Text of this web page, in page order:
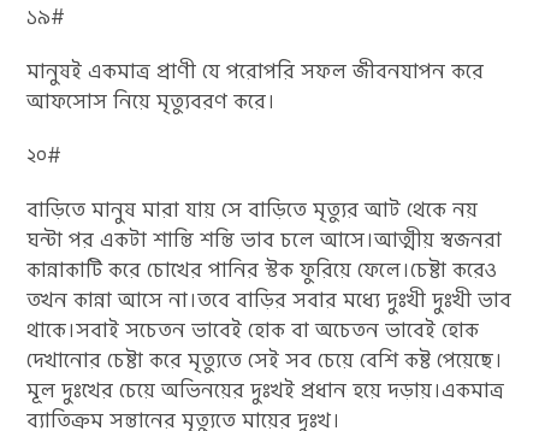
১৯#
মানুষই একমাত্র প্রাণী যে পরোপরি সফল জীবনযাপন করে
আফসোস নিয়ে মৃত্যুবরণ করে।
২০#
বাড়িতে মানুষ মারা যায় সে বাড়িতে মৃত্যুর আট থেকে নয়
ঘন্টা পর একটা শান্তি শন্তি ভাব চলে আসে।আত্মীয় স্বজনরা
কান্নাকাটি করে চোখের পানির স্টক ফুরিয়ে ফেলে।চেষ্টা করেও
তখন কান্না আসে না।তবে বাড়ির সবার মধ্যে দুঃখী দুঃখী ভাব
থাকে।সবাই সচেতন ভাবেই হোক বা অচেতন ভাবেই হোক
দেখানোর চেষ্টা করে মৃত্যুতে সেই সব চেয়ে বেশি কষ্ট পেয়েছে।
মূল দুঃখের চেয়ে অভিনয়ের দুঃখই প্রধান হয়ে দড়ায়।একমাত্র
ব্যাতিক্রম সন্তানের মৃত্যুতে মায়ের দুঃখ।